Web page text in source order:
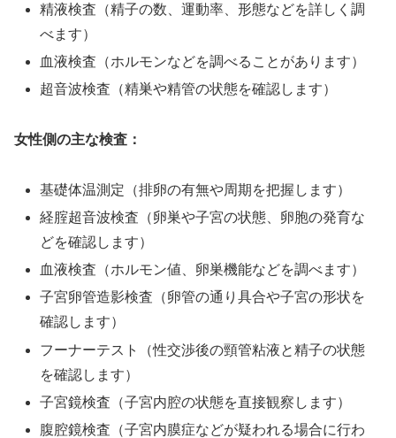
精液検査（精子の数、運動率、形態などを詳しく調
べます）
血液検査（ホルモンなどを調べることがあります）
超音波検査（精巣や精管の状態を確認します）
女性側の主な検査：
基礎体温測定（排卵の有無や周期を把握します）
経腟超音波検査（卵巣や子宮の状態、卵胞の発育な
どを確認します）
血液検査（ホルモン値、卵巣機能などを調べます）
子宮卵管造影検査（卵管の通り具合や子宮の形状を
確認します）
フーナーテスト（性交渉後の頸管粘液と精子の状態
を確認します）
子宮鏡検査（子宮内腔の状態を直接観察します）
腹腔鏡検査（子宮内膜症などが疑われる場合に行わ